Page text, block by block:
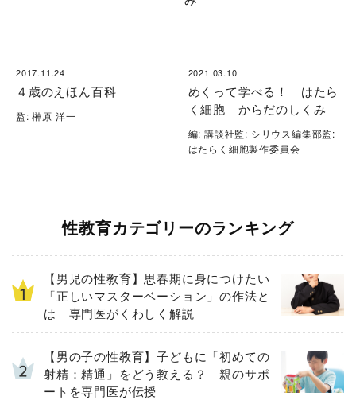
2017.11.24
４歳のえほん百科
監: 榊原 洋一
2021.03.10
めくって学べる！ はたら
く細胞 からだのしくみ
編: 講談社監: シリウス編集部監:
はたらく細胞製作委員会
性教育カテゴリーのランキング
【男児の性教育】思春期に身につけたい
「正しいマスターベーション」の作法と
は 専門医がくわしく解説
【男の子の性教育】子どもに「初めての
射精：精通」をどう教える？ 親のサポ
ートを専門医が伝授